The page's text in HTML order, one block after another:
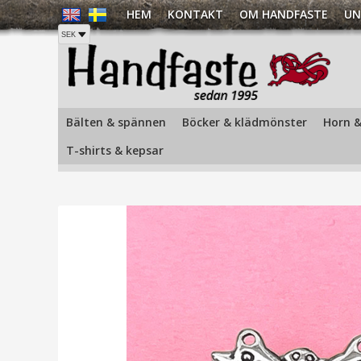
HEM KONTAKT OM HANDFASTE
Bälten & spännen Böcker & klädmönster
Horn
T-shirts & kepsar
Hem/Smycken/Broscher och pins/Silverbrosch